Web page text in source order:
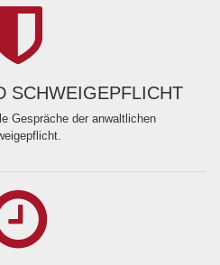
SCHWEIGEPFLICHT
Gespräche der anwaltlichen